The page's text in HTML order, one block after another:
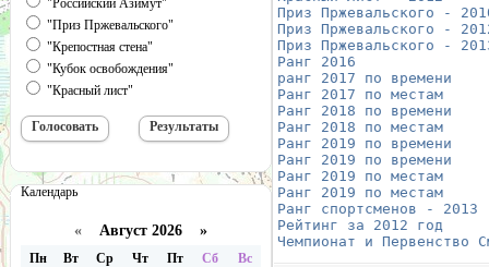
"Российский Азимут"
"Приз Пржевальского"
"Крепостная стена"
"Кубок освобождения"
"Красный лист"
Календарь
« Август 2026 »
Пн Вт Ср Чт Пт Сб
Вс
Приз Пржевальского -
Приз Пржевальского -
Приз Пржевальского -
Ранг 2016
ранг 2017 по времени
Ранг 2017 по местам
Ранг 2018 по времени
Ранг 2018 по местам
Ранг 2019 по времени
Ранг 2019 по времени
Ранг 2019 по местам
Ранг 2019 по местам
Ранг спортсменов - 2013
Рейтинг за 2012 год
Чемпионат и Первенство